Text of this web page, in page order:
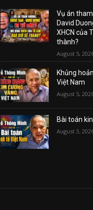
Vụ án
David
XHCN của
thành?
August 5,
Khủng
Việt Nam
August 5,
Bài toán
August 3,